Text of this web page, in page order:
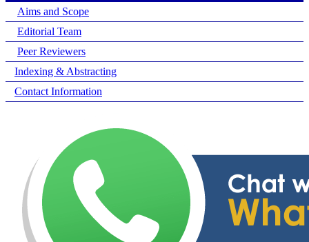
Aims and Scope
Editorial Team
Peer Reviewers
Indexing & Abstracting
Contact Information